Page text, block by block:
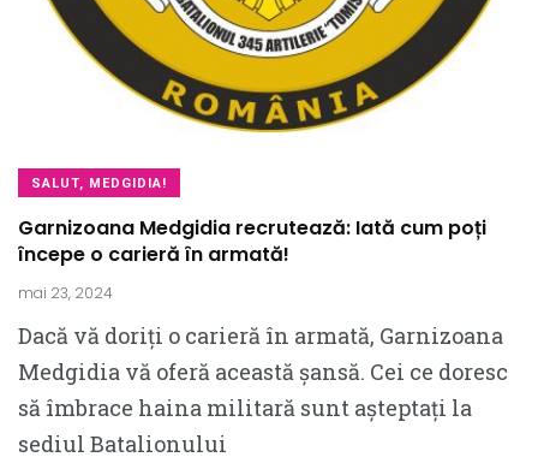
SALUT, MEDGIDIA!
Garnizoana Medgidia recrutează: Iată cum poți
începe o carieră în armată!
mai 23, 2024
Dacă vă doriți o carieră în armată, Garnizoana
Medgidia vă oferă această șansă. Cei ce doresc
să îmbrace haina militară sunt așteptați la
sediul Batalionului